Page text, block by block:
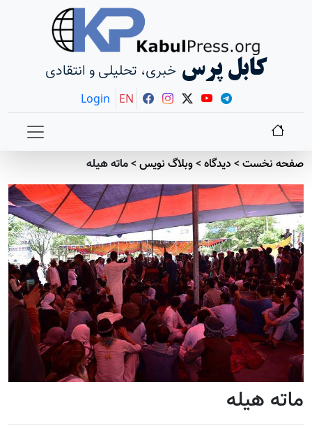
کابل پرس خبری، تحلیلی و انتقادی
Login EN
صفحه نخست> دیدگاه>وبلاگ نویس>ماته هیله
ماته هیله